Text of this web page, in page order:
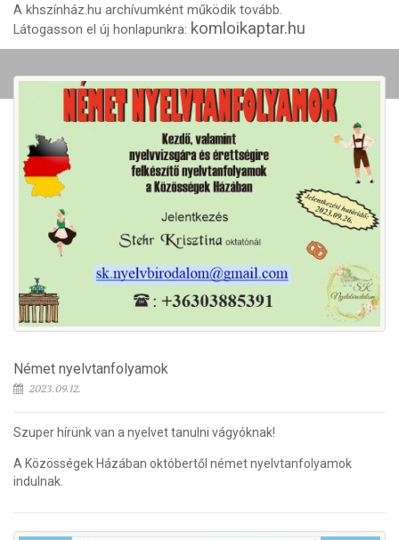
A khszínház.hu archívumként működik tovább.
Látogasson el új honlapunkra: komloikaptar.hu
Német nyelvtanfolyamok
2023.09.12.
Szuper hírünk van a nyelvet tanulni vágyóknak!
A Közösségek Házában októbertől német nyelvtanfolyamok
indulnak.